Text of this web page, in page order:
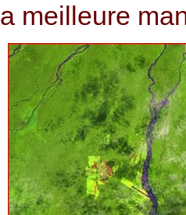
la meilleure